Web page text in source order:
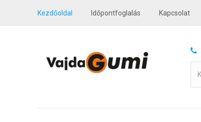
Kezdőoldal Időpontfoglalás Kapcsolat